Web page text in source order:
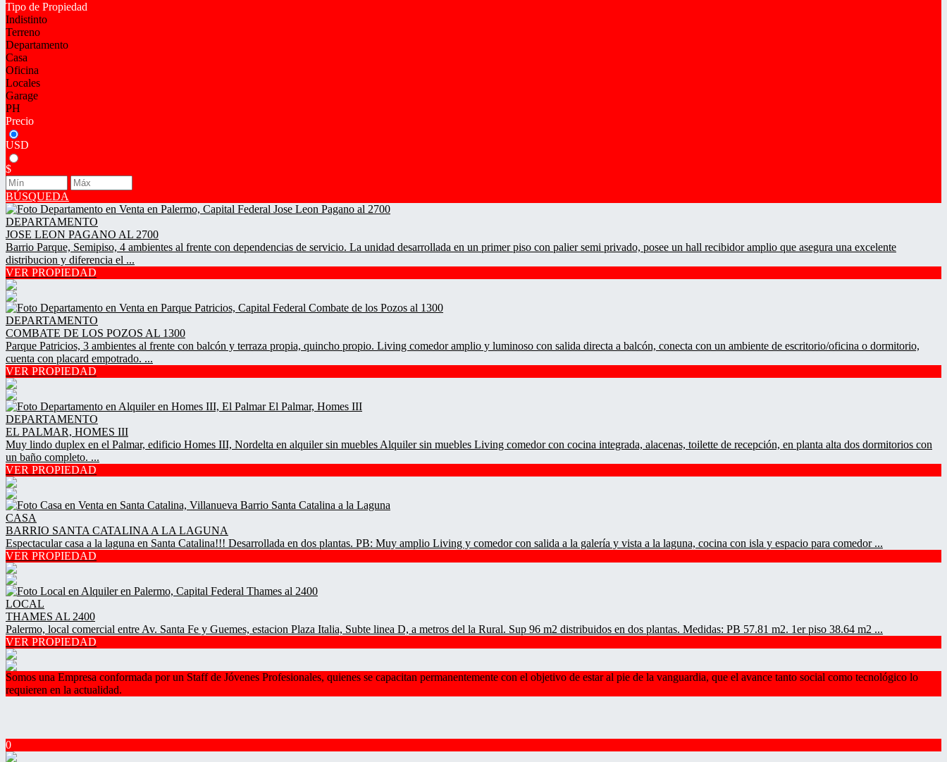
Tipo de Propiedad
Indistinto
Terreno
Departamento
Casa
Oficina
Locales
Garage
PH
Precio
USD
$
BÚSQUEDA
DEPARTAMENTO
JOSE LEON PAGANO AL 2700
Barrio Parque, Semipiso, 4 ambientes al frente con dependencias de servicio. La unidad desarrollada en un primer piso con palier semi privado, posee un hall recibidor amplio que asegura una excelente
distribucion y diferencia el ...
VER PROPIEDAD
DEPARTAMENTO
COMBATE DE LOS POZOS AL 1300
Parque Patricios, 3 ambientes al frente con balcón y terraza propia, quincho propio. Living comedor amplio y luminoso con salida directa a balcón, conecta con un ambiente de escritorio/oficina o dormitorio,
cuenta con placard empotrado. ...
VER PROPIEDAD
DEPARTAMENTO
EL PALMAR, HOMES III
Muy lindo duplex en el Palmar, edificio Homes III, Nordelta en alquiler sin muebles Alquiler sin muebles Living comedor con cocina integrada, alacenas, toilette de recepción, en planta alta dos dormitorios con
un baño completo. ...
VER PROPIEDAD
CASA
BARRIO SANTA CATALINA A LA LAGUNA
Espectacular casa a la laguna en Santa Catalina!!! Desarrollada en dos plantas. PB: Muy amplio Living y comedor con salida a la galería y vista a la laguna, cocina con isla y espacio para comedor ...
VER PROPIEDAD
LOCAL
THAMES AL 2400
Palermo, local comercial entre Av. Santa Fe y Guemes, estacion Plaza Italia, Subte linea D, a metros del la Rural. Sup 96 m2 distribuidos en dos plantas. Medidas: PB 57.81 m2. 1er piso 38.64 m2 ...
VER PROPIEDAD
Somos una Empresa conformada por un Staff de Jóvenes Profesionales, quienes se capacitan permanentemente con el objetivo de estar al pie de la vanguardia, que el avance tanto social como tecnológico lo
requieren en la actualidad.
0